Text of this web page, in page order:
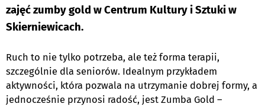
zajęć zumby gold w Centrum Kultury i Sztuki w
Skierniewicach.
Ruch to nie tylko potrzeba, ale też forma terapii,
szczególnie dla seniorów. Idealnym przykładem
aktywności, która pozwala na utrzymanie dobrej formy, a
jednocześnie przynosi radość, jest Zumba Gold –